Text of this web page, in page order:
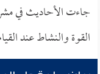
جاءت الأحاديث في
القوة والنشاط عند